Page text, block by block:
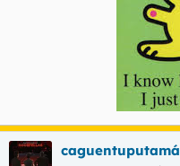
caguentuputamá